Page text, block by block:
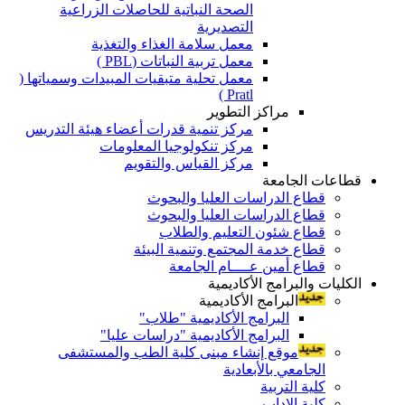
الصحة النباتية للحاصلات الزراعية
التصديرية
معمل سلامة الغذاء والتغذية
معمل تربية النباتات (PBL )
معمل تحلية متبقيات المبيدات وسمياتها (
Pratl )
مراكز التطوير
مركز تنمية قدرات أعضاء هيئة التدريس
مركز تنكولوجيا المعلومات
مركز القياس والتقويم
قطاعات الجامعة
قطاع الدراسات العليا والبحوث
قطاع الدراسات العليا والبحوث
قطاع شئون التعليم والطلاب
قطاع خدمة المجتمع وتنمية البيئة
قطاع أمين عــــام الجامعة
الكليات والبرامج الأكاديمية
البرامج الأكاديمية
البرامج الأكاديمية "طلاب"
البرامج الأكاديمية "دراسات عليا"
موقع إنشاء مبنى كلية الطب والمستشفى
الجامعي بالأبعادية
كلية التربية